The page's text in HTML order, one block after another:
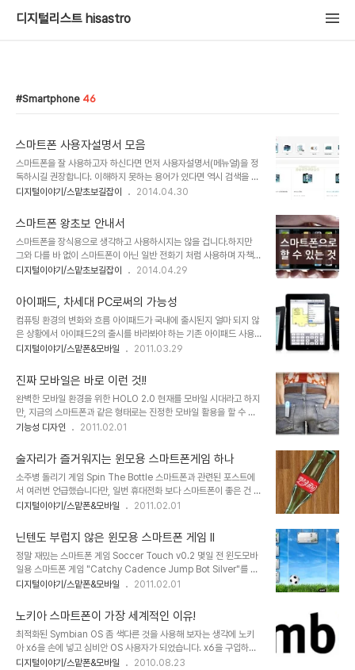
디지털리스트 hisastro
Smartphone 46
스마트폰 사용자설명서 모음
스마트폰을 잘 사용하고자 하신다면 먼저 사용자설명서(메뉴얼)을 정
독하시길 권장합니다. 이해하지 못하는 용어가 있다면 역시 검색을 통
해서 또는 좀 안다 싶은 주위 분들을 귀찮게 해서라도 이해할 수 있도
니다. 참고로 스마트폰 사용자설명서(메뉴얼)을 받기 위해서는 현재
사용하고 있는 스마트폰의 모델명을 아셔야 합니다. 모델명을 모르시
는 경우가 많을 겁니다. 안드로이드 계열, 즉 LG, 팬택, 삼성 등 제조사
에서 만든 스마트폰들은 뒷면 케이스를 열어 배터리를 탈착하면 확인
할 수 있습니다.아래 이미지로 각 제조사별 스마트폰 모델명 확인하는
링크 ※ 아래 이미지 또는 파란색의 제조사..
디지털이야기/스맡초보길잡이 2014.04.30
스마트폰 왕초보 안내서
스마트폰을 장식용으로 생각하고 사용하시지는 않을 겁니다.하지만
그와 다를 바 없이 스마트폰이 아닌 일반 전화기 처럼 사용하며 자책하
는 분들이 있습니다. 말 그대로 스마트폰 왕초보! 오해는 하지 말아주
조언을 드리고자 남기는 포스트니까요. 이 글을 접하게 된 분들은 대부
분 어려움없이 스마트폰을 일상적으로 사용하는 분들일겁니다. 그러
나 주변에 스마트폰을 사용하면서도 어떻게 하면 잘 다룰 수 있을까를
고민하는 분들 적잖이 보실 수 있을 겁니다. 그래서 때때로 그런 분들
께 어떻게 하면 스마트폰을 잘 사용할 수 있도록 알려드릴까 고민한 분
외려 답답해지고 맙니다. 생각만큼 좋은 ..
디지털이야기/스맡초보길잡이 2014.04.29
아이패드, 차세대 PC로써의 가능성
컴퓨팅 환경의 변화와 흐름 아이패드가 국내에 출시된지 얼마 되지 않
은 상황에서 아이패드2의 출시를 바라봐야 하는 기존 아이패드 사용
자들의 실망감은 적지 않을 듯 합니다. 그러나 저 역시 같은 동병상련
디지털 기기든 그렇겠지만...- 상쇄될 가치 있는 것이라고 생각합니다.
포스트PC의 시대가 도래했다는 것을 느낄 수 있도록 하였고, 그것을
느낄 수 있는 여러가지 경험을 할 수 있었다는 점에서 그렇습니다. 요
몇달 간 아이패드를 사용해 보면서 포스트PC로써의 가능성을 확인하
였습니다. 사용상의 가벼움은 기존 컴퓨터와 비교할 때 처음 접하는 누
니다. -실제로 대략 시험해 본 결과..
디지털이야기/스맡폰&모바일 2011.03.29
진짜 모바일은 바로 이런 것!!
완벽한 모바일 환경을 위한 HOLO 2.0 현재를 모바일 시대라고 하지
만, 지금의 스마트폰과 같은 형태로는 진정한 모바일 활용을 할 수 있
다고 생각하지는 않습니다. 그 가장 큰 이유는 화면의 크기 -물론 보는
또한 모바일 활용의 가장 큰 부분이라고 할 수 있는 웹환경의 표준화라
도 제대로만 이루어지고 무선 인터넷이 원활한 경우라면 지금 보다는
훨씬 나은 모바일 환경이 되긴 할겁니다.- 때문이라고 할 수 있는데,
이를 어느정도 상쇄하기 위한 대안으로써 최근에는 타블렛 PC가 트랜
드로써 급부상하고 있기도 합니다. 그 예가 애플의 아이패드라고 할 수
제, 즉 아이폰과 같은 스마..
기능성 디자인 2011.02.01
술자리가 즐거워지는 윈모용 스마트폰게임 하나
소주병 돌리기 게임 Spin The Bottle 스마트폰과 관련된 포스트에
서 여러번 언급했습니다만, 일번 휴대전화 보다 스마트폰이 좋은 건 여
러가지 이유 중에서도 무엇보다 내가 하고자 하는 것을 할 수 있다는
만, 그것과는 아무래도 차이가 있다고 생각합니다. 그 연장선에서... 내
용을 읽어 보시고 괜찮다 싶으시다면, 받아서 즐겨 보시기 바랍니다.
무료기 때문에 부담도 없습니다. ^^ 이전에 올려드렸던 스마트폰 게임
들이 주로 혼자서 즐기는 것이었다면, 지금 소개해드리는 게임은 술자
리나 모임에서 여러 명이 동시에 이렇게 저렇게 응용을 하면서 함께 즐
이폰을 비롯해 노키아의 심..
디지털이야기/스맡폰&모바일 2011.02.01
닌텐도 부럽지 않은 윈모용 스마트폰 게임 II
정말 재밌는 스마트폰 게임 Soccer Touch v0.2 몇일 전 윈도모바
일용 스마트폰 게임 "Catchy Cadence Jump Bot Silver"를 소
개해드렸었는데... 생각 보다 많은 분들이 보셨던 것 같습니다. 닌텐도
는 생각했는데... 어떠셨는지 모르겠습니다. 그 Catchy Cadence
Jump Bot Silver라는 게임이 박자와 리듬에 맞춰 터치하면서 즐기
는 게임이었는데... 오늘 소개해드릴 Soccer Touch라는 이름의 게
임도 그것과 약간은 유사하게 터치만으로 즐기는 단순하지만, 정말 재
밌는 게임입니다. 더우기 용량도 작고 공개된 것이기 때문에 자유롭게
디지털이야기/스맡폰&모바일 2011.02.01
노키아 스마트폰이 가장 세계적인 이유!
최적화된 Symbian OS 좀 색다른 것을 사용해 보자는 생각에 노키
아 x6을 손에 넣고 심비안 OS 사용자가 되었습니다. x6을 구입하기
전 썼던 포스트 "세계적 스마트폰이 변방으로 취급되는 대한민국"에
디지털이야기/스맡폰&모바일 2010.08.23